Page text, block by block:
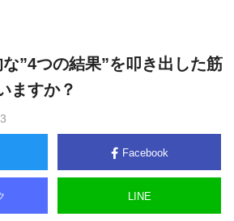
”4つの結果”を叩き出した筋
ますか？
Facebook
LINE